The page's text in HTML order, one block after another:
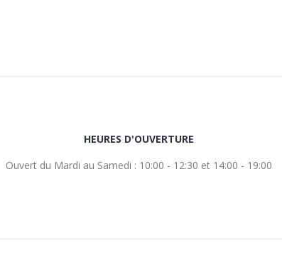
HEURES D'OUVERTURE
Ouvert du Mardi au Samedi : 10:00 - 12:30 et 14:00 - 19:00